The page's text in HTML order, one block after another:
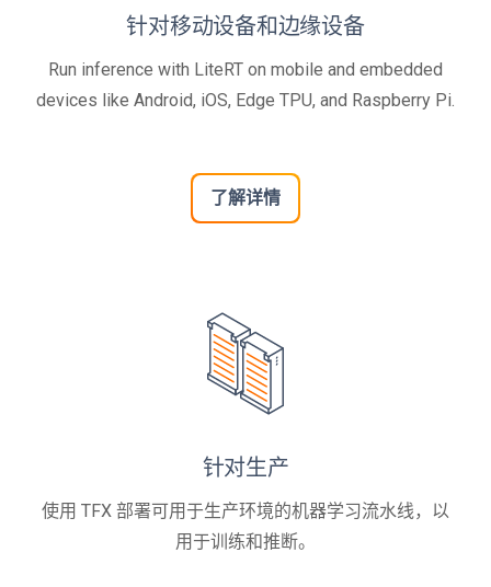
针对移动设备和边缘设备
Run inference with LiteRT on mobile and embedded
devices like Android, iOS, Edge TPU, and Raspberry Pi.
了解详情
针对生产
使用 TFX 部署可用于生产环境的机器学习流水线，以
用于训练和推断。